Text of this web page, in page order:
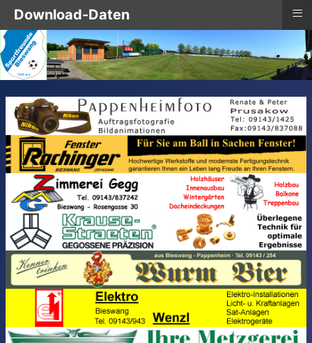
Download-Daten ≡